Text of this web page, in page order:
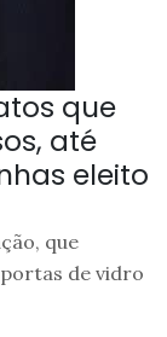
que
até
eleito
que
de vidro